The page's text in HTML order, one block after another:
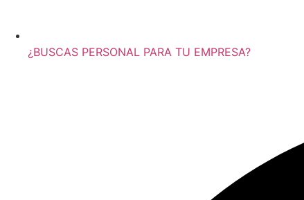
¿BUSCAS PERSONAL PARA TU EMPRESA?